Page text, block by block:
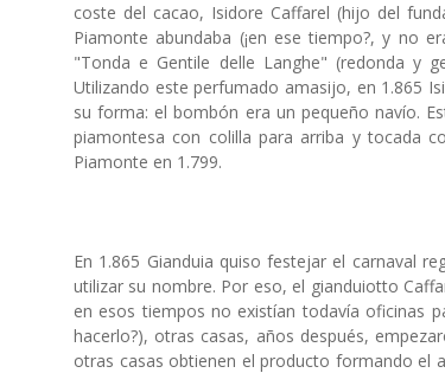
coste del cacao, Isidore Caffarel (hijo del
Piamonte abundaba (¡en ese tiempo?, y no
"Tonda e Gentile delle Langhe" (redonda y
Utilizando este perfumado amasijo, en 1.865
su forma: el bombón era un pequeño navío.
piamontesa con colilla para arriba y tocada
Piamonte en 1.799.
En 1.865 Gianduia quiso festejar el carnaval
utilizar su nombre. Por eso, el gianduiotto
en esos tiempos no existían todavía oficinas
hacerlo?), otras casas, años después,
otras casas obtienen el producto formando el